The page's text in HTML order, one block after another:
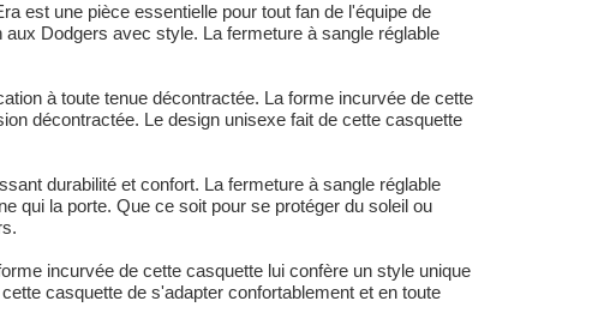
est une pièce essentielle pour tout fan de l'équipe de
Dodgers avec style. La fermeture à sangle réglable
à toute tenue décontractée. La forme incurvée de cette
décontractée. Le design unisexe fait de cette casquette
durabilité et confort. La fermeture à sangle réglable
qui la porte. Que ce soit pour se protéger du soleil ou
incurvée de cette casquette lui confère un style unique
casquette de s'adapter confortablement et en toute